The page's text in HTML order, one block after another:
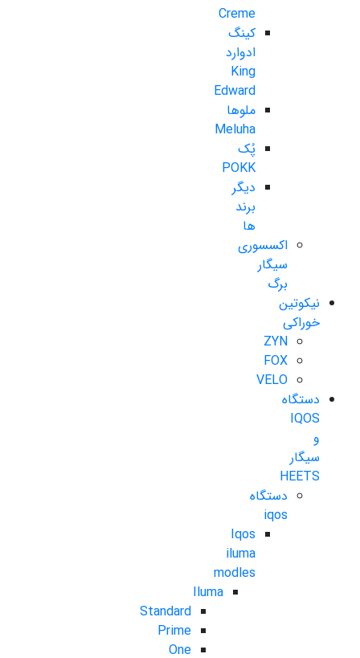
Creme
کینگ
ادوارد
King
Edward
ملوها
Meluha
پُک
POKK
دیگر
برند
ها
اکسسوری
سیگار
برگ
نیکوتین
خوراکی
ZYN
FOX
VELO
دستگاه
IQOS
و
سیگار
HEETS
دستگاه
iqos
Iqos
iluma
modles
Iluma
Standard
Prime
One